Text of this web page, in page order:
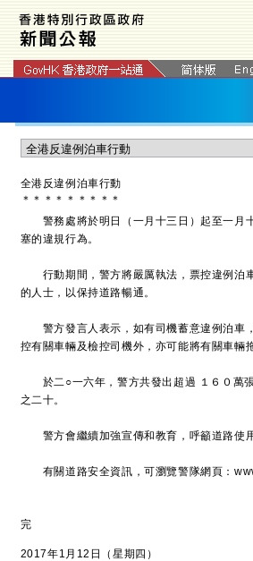
全港反違例泊車行動
＊ ＊ ＊ ＊ ＊ ＊ ＊ ＊ ＊
警務處將於明日（一月十三日）起至一月
塞的違規行為。
行動期間，警方將嚴厲執法，票控違例泊
的人士，以保持道路暢通。
警方發言人表示，如有司機蓄意違例泊車
控有關車輛及檢控司機外，亦可能將有關車輛
於二○一六年，警方共發出超過 １６０萬張
之二十。
警方會繼續加強宣傳和教育，呼籲道路使
有關道路安全資訊，可瀏覽警隊網頁：
完
2017年1月12日（星期四）